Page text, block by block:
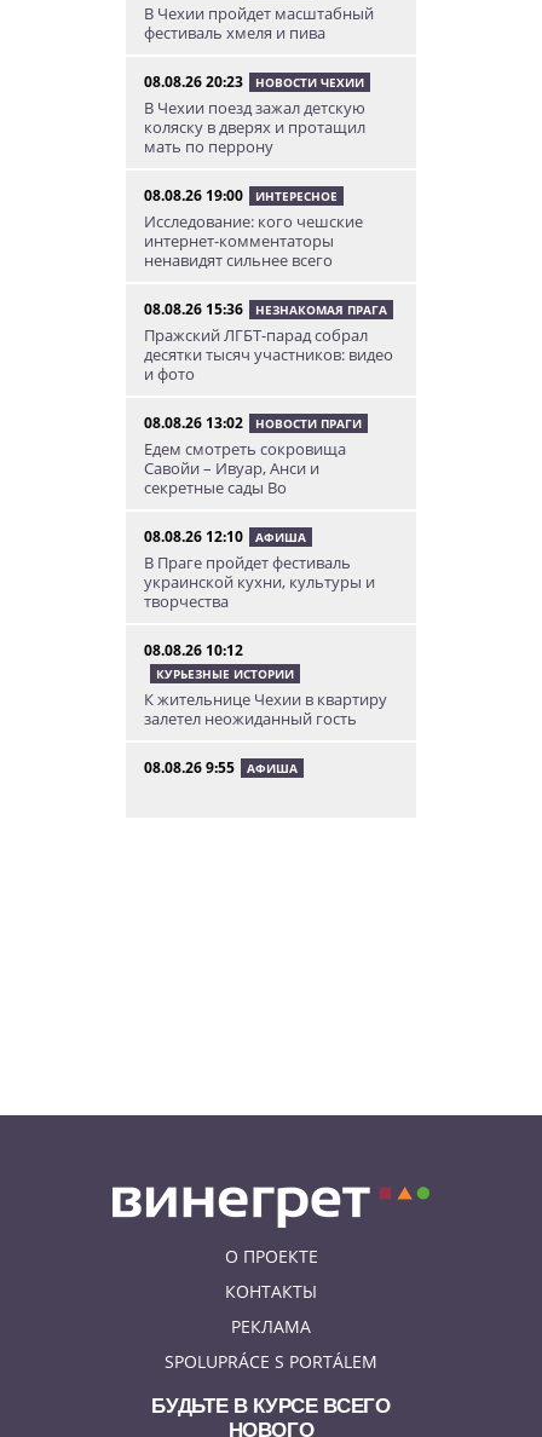
В Чехии пройдет масштабный
фестиваль хмеля и пива
08.08.26 20:23 НОВОСТИ ЧЕХИИ
В Чехии поезд зажал детскую
коляску в дверях и протащил
мать по перрону
08.08.26 19:00 ИНТЕРЕСНОЕ
Исследование: кого чешские
интернет-комментаторы
ненавидят сильнее всего
08.08.26 15:36 НЕЗНАКОМАЯ ПРАГА
Пражский ЛГБТ-парад собрал
десятки тысяч участников: видео
и фото
08.08.26 13:02 НОВОСТИ ПРАГИ
Едем смотреть сокровища
Савойи – Ивуар, Анси и
секретные сады Во
08.08.26 12:10 АФИША
В Праге пройдет фестиваль
украинской кухни, культуры и
творчества
08.08.26 10:12
КУРЬЕЗНЫЕ ИСТОРИИ
К жительнице Чехии в квартиру
залетел неожиданный гость
08.08.26 9:55 АФИША
О ПРОЕКТЕ
КОНТАКТЫ
РЕКЛАМА
SPOLUPRÁCE S PORTÁLEM
БУДЬТЕ В КУРСЕ ВСЕГО
НОВОГО